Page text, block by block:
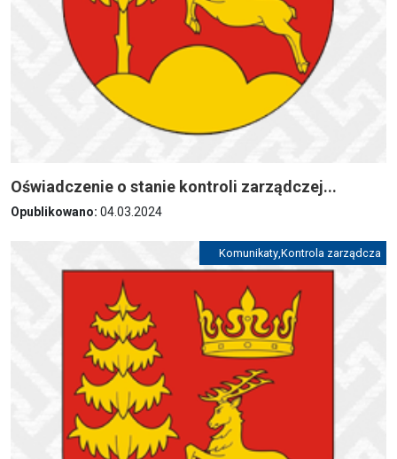
Oświadczenie o stanie kontroli zarządczej...
Opublikowano: 04.03.2024
Komunikaty,Kontrola zarządcza